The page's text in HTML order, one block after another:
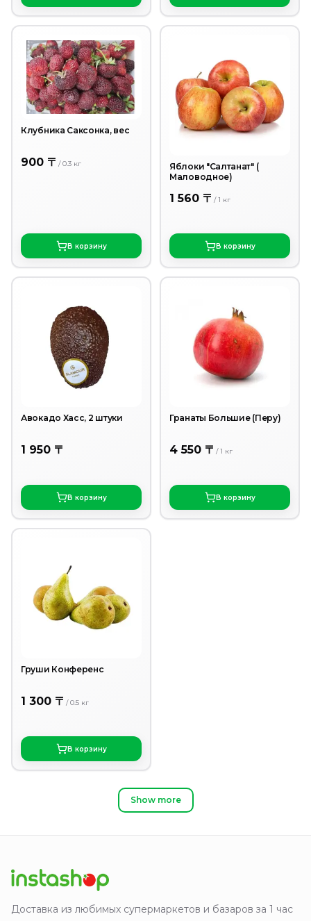
Клубника Саксонка, вес
900 〒 /0.3 кг
В корзину
Яблоки "Салтанат" (
Маловодное)
1 560 〒 /1 кг
В корзину
Авокадо Хасс, 2 штуки
1 950 〒
В корзину
Гранаты Большие (Перу)
4 550 〒 /1 кг
В корзину
Груши Конференс
1 300 〒 /0.5 кг
В корзину
Show more
Доставка из любимых супермаркетов и базаров за 1 час